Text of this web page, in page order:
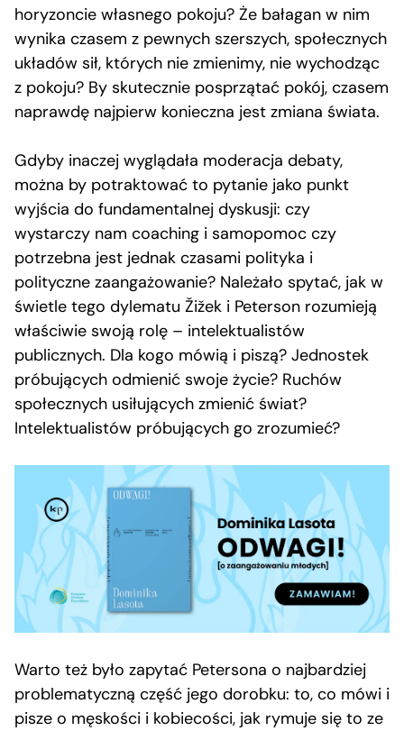
horyzoncie własnego pokoju? Że bałagan w nim
wynika czasem z pewnych szerszych, społecznych
układów sił, których nie zmienimy, nie wychodząc
z pokoju? By skutecznie posprzątać pokój, czasem
naprawdę najpierw konieczna jest zmiana świata.
Gdyby inaczej wyglądała moderacja debaty,
można by potraktować to pytanie jako punkt
wyjścia do fundamentalnej dyskusji: czy
wystarczy nam coaching i samopomoc czy
potrzebna jest jednak czasami polityka i
polityczne zaangażowanie? Należało spytać, jak w
świetle tego dylematu Žižek i Peterson rozumieją
właściwie swoją rolę – intelektualistów
publicznych. Dla kogo mówią i piszą? Jednostek
próbujących odmienić swoje życie? Ruchów
społecznych usiłujących zmienić świat?
Intelektualistów próbujących go zrozumieć?
Warto też było zapytać Petersona o najbardziej
problematyczną część jego dorobku: to, co mówi i
pisze o męskości i kobiecości, jak rymuje się to ze